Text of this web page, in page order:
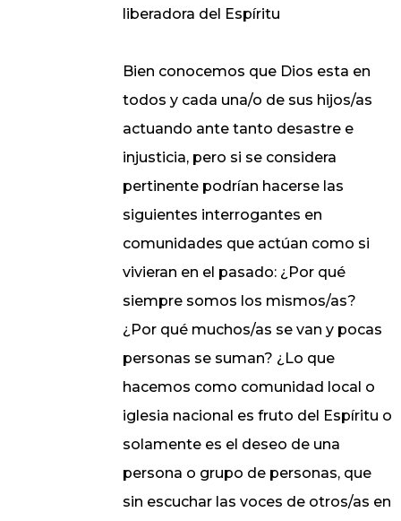
liberadora del Espíritu
Bien conocemos que Dios esta en
todos y cada una/o de sus hijos/as
actuando ante tanto desastre e
injusticia, pero si se considera
pertinente podrían hacerse las
siguientes interrogantes en
comunidades que actúan como si
vivieran en el pasado: ¿Por qué
siempre somos los mismos/as?
¿Por qué muchos/as se van y pocas
personas se suman? ¿Lo que
hacemos como comunidad local o
iglesia nacional es fruto del Espíritu o
solamente es el deseo de una
persona o grupo de personas, que
sin escuchar las voces de otros/as en